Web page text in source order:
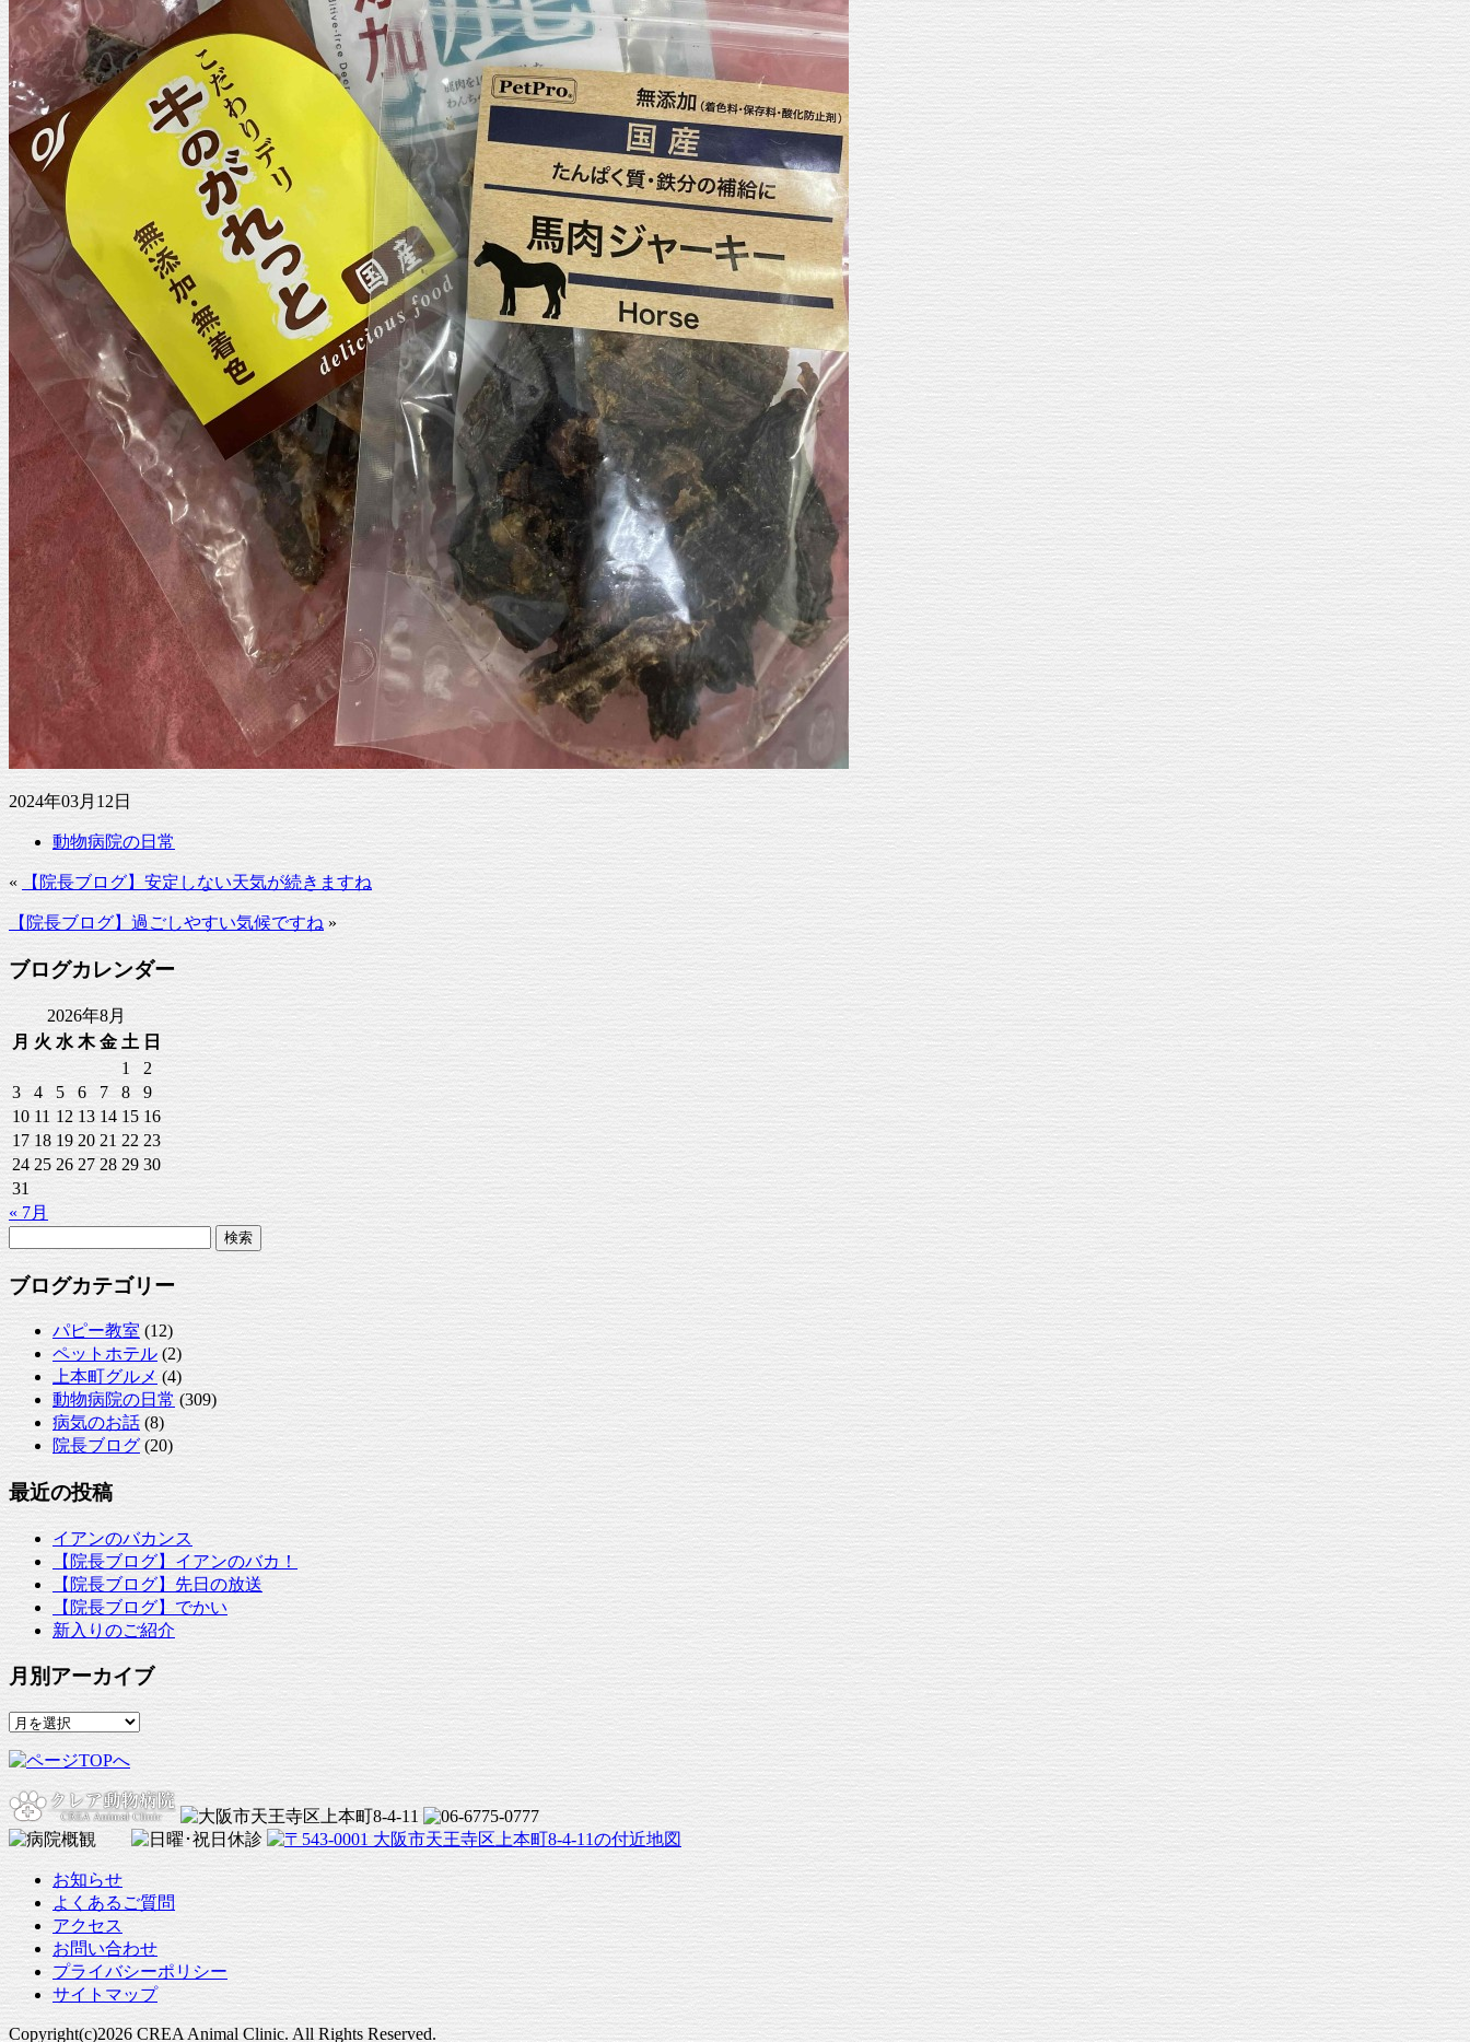
2024年03月12日
動物病院の日常
« 【院長ブログ】安定しない天気が続きますね
【院長ブログ】過ごしやすい気候ですね»
ブログカレンダー
2026年8月
月 火 水 木 金 土 日
1
2
3
4 5 6 7 8
9
10 11 12 13 14 15 16
17 18 19 20 21 22 23
24 25 26 27 28 29 30
31
« 7月
索:
ブログカテゴリー
パピー教室 (12)
ペットホテル (2)
上本町グルメ (4)
動物病院の日常 (309)
病気のお話 (8)
院長ブログ (20)
最近の投稿
イアンのバカンス
【院長ブログ】イアンのバカ！
【院長ブログ】先日の放送
【院長ブログ】でかい
新入りのご紹介
月別アーカイブ
月
別
ア
ー
カ
イ
ブ
お知らせ
よくあるご質問
アクセス
お問い合わせ
プライバシーポリシー
サイトマップ
Copyright(c)2026 CREA Animal Clinic. All Rights Reserved.